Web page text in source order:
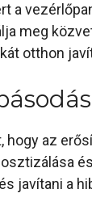
a
meg
otthon
az
javítani a